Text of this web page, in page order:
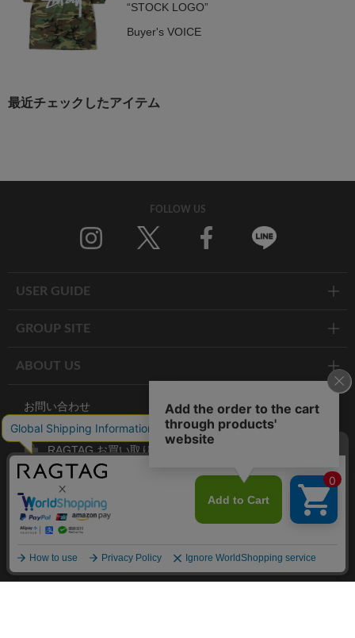
“STOCK LOGO”
Buyer's VOICE
最近チェックしたアイテム
FOLLOW US
USER GUIDE
GROUP SITE
ABOUT US
お問い合わせ
RAGTAG お買い取りサイト
RAGTAG 公式アプリ
RAGTAG MEMBER'S CARD
RAGTAG MAGAZINE
RAGTAG Global